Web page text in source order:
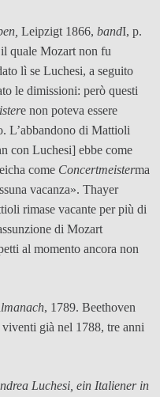
Leipzigt 1866, bandI, p.
quale Mozart non fu
lì se Luchesi, a seguito
le dimissioni: però questi
e non poteva essere
L’abbandono di Mattioli
con Luchesi] ebbe come
come Concertmeisterma
vacanza». Thayer
rimase vacante per più di
di Mozart
al momento ancora non
, 1789. Beethoven
già nel 1788, tre anni
Luchesi, ein Italiener in